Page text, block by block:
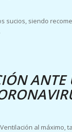
sucios, siendo
ANTE
Ventilación al máximo,